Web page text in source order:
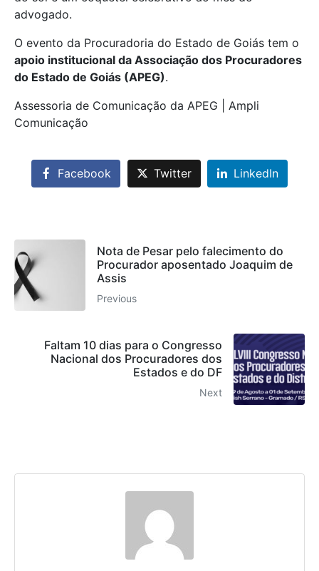
advogado.
O evento da Procuradoria do Estado de Goiás tem o
apoio institucional da Associação dos Procuradores
do Estado de Goiás (APEG).
Assessoria de Comunicação da APEG | Ampli
Comunicação
Facebook Twitter LinkedIn
Nota de Pesar pelo falecimento do
Procurador aposentado Joaquim de
Assis
Previous
Faltam 10 dias para o Congresso
Nacional dos Procuradores dos
Estados e do DF
Next